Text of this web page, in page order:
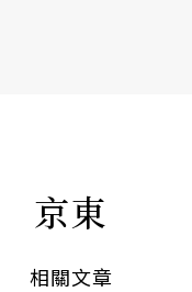
京東
相關文章